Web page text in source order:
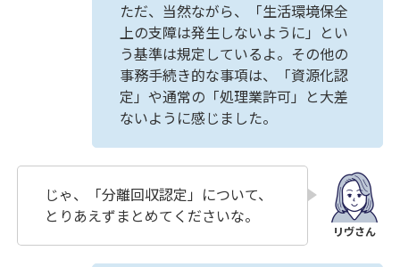
ただ、当然ながら、「生活環境保全
上の支障は発生しないように」とい
う基準は規定しているよ。その他の
事務手続き的な事項は、「資源化認
定」や通常の「処理業許可」と大差
ないように感じました。
じゃ、「分離回収認定」について、
とりあえずまとめてくださいな。